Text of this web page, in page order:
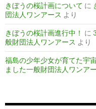
きぼうの桜計画について に
団法人ワンアース より
きぼうの桜計画進行中！ に
般財団法人ワンアース より
福島の少年少女が育てた宇
ました一般財団法人ワンア